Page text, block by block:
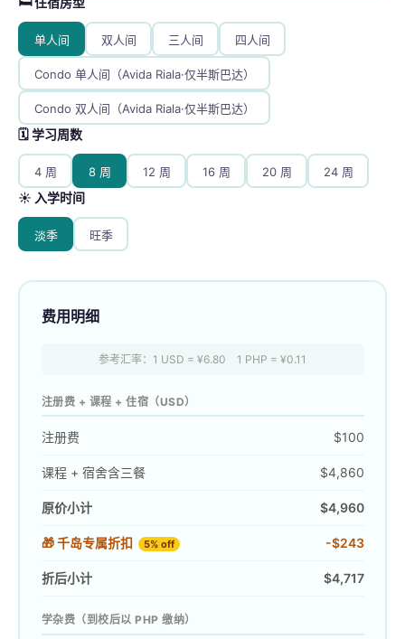
单人间 双人间 三人间 四人间
Condo 单人间（Avida Riala·仅半斯巴达）
Condo 双人间（Avida Riala·仅半斯巴达）
🗓 学习周数
4周 8周 12 周 16周 20周 24周
☀️ 入学时间
淡季 旺季
费用明细
参考汇率：1 USD = ¥6.80 1 PHP = ¥0.11
注册费 + 课程 + 住宿（USD）
注册费 $100
课程 + 宿舍含三餐 $4,860
原价小计 $4,960
🎁 千岛专属折扣 5% off -$243
折后小计 $4,717
学杂费（到校后以 PHP 缴纳）